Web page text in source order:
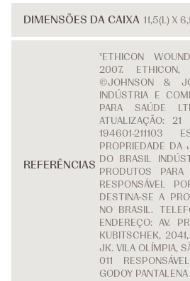
DIMENSÕES DA CAIXA 11,5(L) X
REFERÊNCIAS
¹ETHICON
2007. ETHICON,
©JOHNSON &
INDÚSTRIA E
PARA SAÚDE
ATUALIZAÇÃO:
194601-
PROPRIEDADE DA
DO BRASIL
PRODUTOS
RESPONSÁVEL
DESTINA-SE A
NO BRASIL.
ENDEREÇO: AV.
KUBITSCHEK,
JK. VILA OLÍMPIA,
011
GODOY